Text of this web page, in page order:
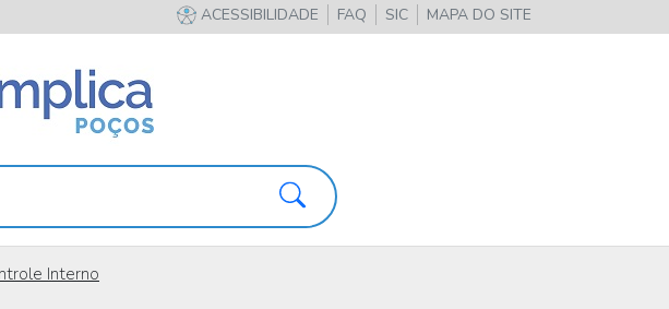
ACESSIBILIDADE FAQ SIC MAPA DO SITE
Pesquisa
Interno